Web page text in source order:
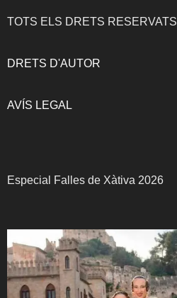
TOTS ELS DRETS RESERVATS
DRETS D'AUTOR
AVÍS LEGAL
Especial Falles de Xàtiva 2026